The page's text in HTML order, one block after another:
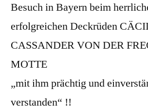
Besuch in Bayern beim
erfolgreichen Deckrüden
CASSANDER VON DER
MOTTE
„mit ihm prächtig und
verstanden“ !!